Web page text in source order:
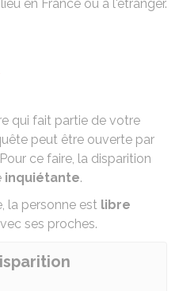
en France ou à l'étranger.
qui fait partie de votre
peut être ouverte par
ce faire, la disparition
inquiétante.
la personne est libre
ses proches.